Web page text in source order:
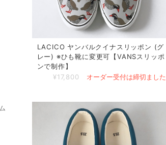
LACICO ヤンバルクイナスリッポン (グ
レー) ※ひも靴に変更可【VANSスリッポ
ンで制作】
¥17,800
オーダー受付は締切ました